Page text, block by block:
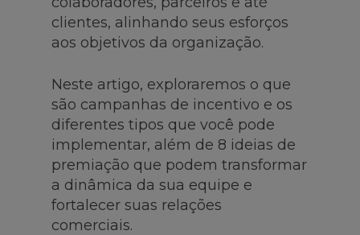
clientes, alinhando seus esforços
aos objetivos da organização.
Neste artigo, exploraremos o que
são campanhas de incentivo e os
diferentes tipos que você pode
implementar, além de 8 ideias de
premiação que podem transformar
a dinâmica da sua equipe e
fortalecer suas relações
comerciais.